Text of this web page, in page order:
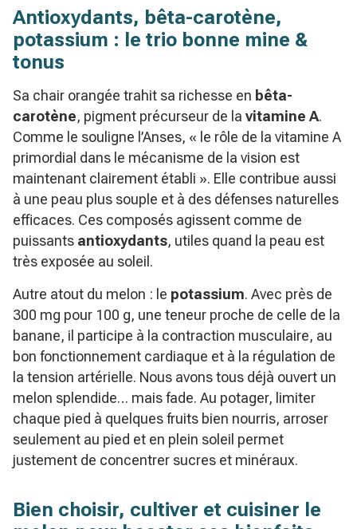
Antioxydants, bêta-carotène,
potassium : le trio bonne mine &
tonus
Sa chair orangée trahit sa richesse en bêta-
carotène, pigment précurseur de la vitamine A.
Comme le souligne l’Anses, « le rôle de la vitamine A
primordial dans le mécanisme de la vision est
maintenant clairement établi ». Elle contribue aussi
à une peau plus souple et à des défenses naturelles
efficaces. Ces composés agissent comme de
puissants antioxydants, utiles quand la peau est
très exposée au soleil.
Autre atout du melon : le potassium. Avec près de
300 mg pour 100 g, une teneur proche de celle de la
banane, il participe à la contraction musculaire, au
bon fonctionnement cardiaque et à la régulation de
la tension artérielle. Nous avons tous déjà ouvert un
melon splendide… mais fade. Au potager, limiter
chaque pied à quelques fruits bien nourris, arroser
seulement au pied et en plein soleil permet
justement de concentrer sucres et minéraux.
Bien choisir, cultiver et cuisiner le